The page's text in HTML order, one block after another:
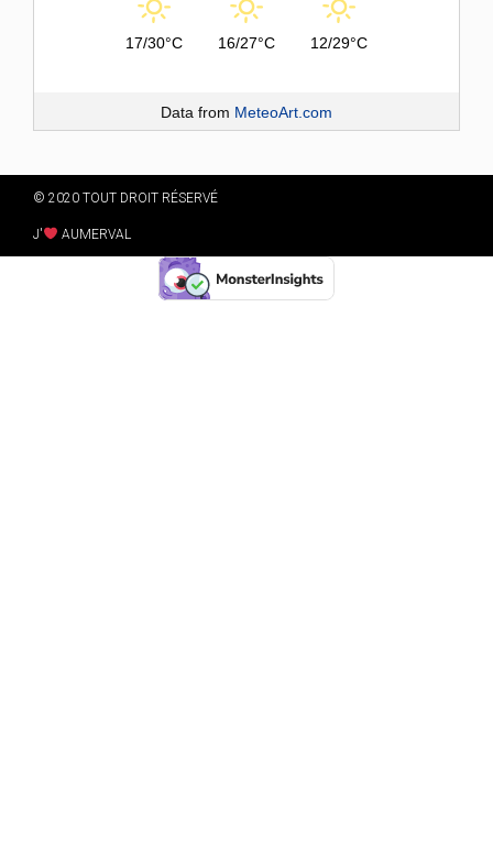
17/30°C 16/27°C 12/29°C
Data from MeteoArt.com
© 2020 TOUT DROIT RÉSERVÉ
J' AUMERVAL